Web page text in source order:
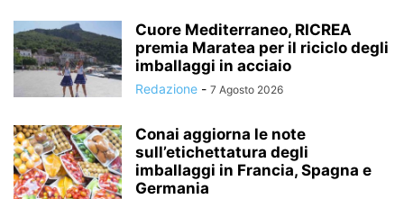
Cuore Mediterraneo, RICREA
premia Maratea per il riciclo degli
imballaggi in acciaio
Redazione - 7 Agosto 2026
Conai aggiorna le note
sull’etichettatura degli
imballaggi in Francia, Spagna e
Germania